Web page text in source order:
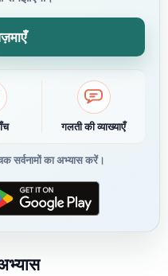
गलती की व्याख्याएँ
सर्वनामों का अभ्यास करें।